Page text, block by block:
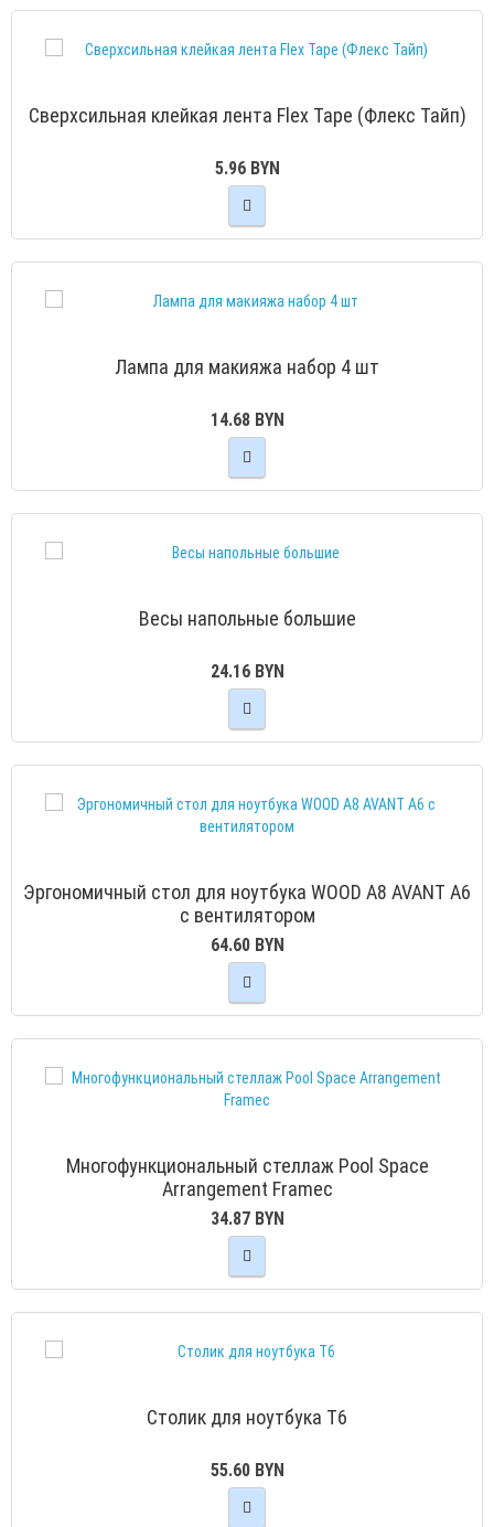
Сверхсильная клейкая лента Flex Tape (Флекс Тайп)
5.96 BYN
Лампа для макияжа набор 4 шт
14.68 BYN
Весы напольные большие
24.16 BYN
Эргономичный стол для ноутбука WOOD A8 AVANT A6
с вентилятором
64.60 BYN
Многофункциональный стеллаж Pool Space
Arrangement Framec
34.87 BYN
Столик для ноутбука Т6
55.60 BYN